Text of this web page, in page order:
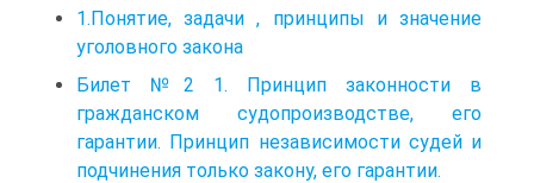
1.Понятие, задачи , принципы и значение
уголовного закона
Билет №2 1. Принцип законности в
гражданском судопроизводстве, его
гарантии. Принцип независимости судей и
подчинения только закону, его гарантии.